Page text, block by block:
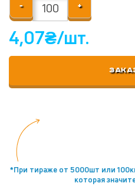
- +
4,07₴/шт.
*При тираже от 5000шт или
которая